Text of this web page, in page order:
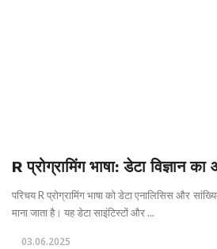
R प्रोग्रामिंग भाषा: डेटा विज्ञान
परिचय R प्रोग्रामिंग भाषा को डेटा एनालिसिस और
माना जाता है। यह डेटा साइंटिस्टों और ...
03.06.2025